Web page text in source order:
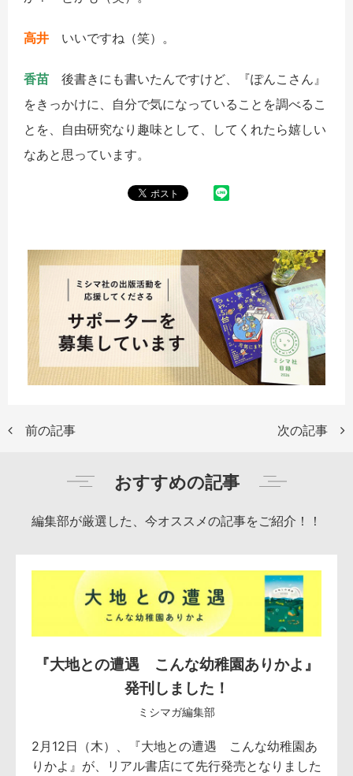
高井 いいですね（笑）。
香苗 後書きにも書いたんですけど、『ぽんこさん』
をきっかけに、自分で気になっていることを調べるこ
とを、自由研究なり趣味として、してくれたら嬉しい
なあと思っています。
前の記事 次の記事
おすすめの記事
編集部が厳選した、今オススメの記事をご紹介！！
『大地との遭遇 こんな幼稚園ありかよ』
発刊しました！
ミシマガ編集部
2月12日（木）、『大地との遭遇 こんな幼稚園あ
りかよ』が、リアル書店にて先行発売となりました